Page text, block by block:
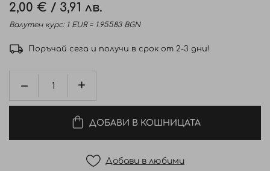
2,00 € / 3,91 лв.
Валутен курс: 1 EUR = 1.95583 BGN
Поръчай сега и получи в срок от 2-3 дни!
ДОБАВИ В КОШНИЦАТА
Добави в любими